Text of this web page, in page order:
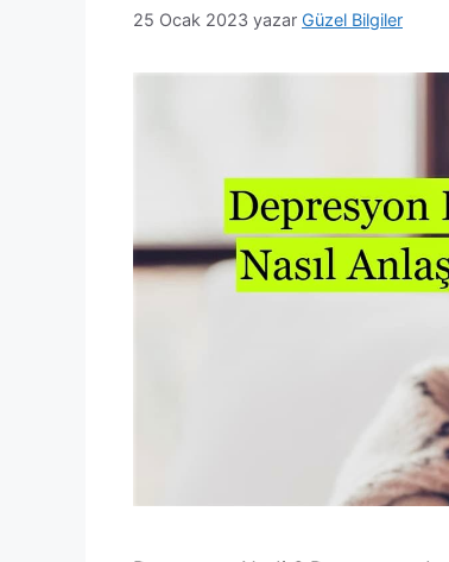
25 Ocak 2023 yazar Güzel Bilgiler